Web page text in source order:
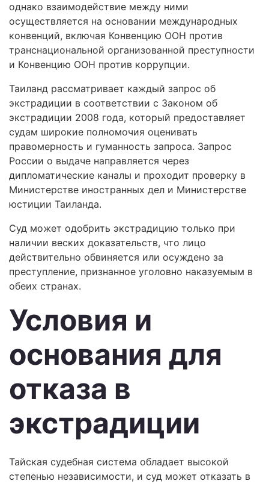
однако взаимодействие между ними
осуществляется на основании международных
конвенций, включая Конвенцию ООН против
транснациональной организованной преступности
и Конвенцию ООН против коррупции.
Таиланд рассматривает каждый запрос об
экстрадиции в соответствии с Законом об
экстрадиции 2008 года, который предоставляет
судам широкие полномочия оценивать
правомерность и гуманность запроса. Запрос
России о выдаче направляется через
дипломатические каналы и проходит проверку в
Министерстве иностранных дел и Министерстве
юстиции Таиланда.
Суд может одобрить экстрадицию только при
наличии веских доказательств, что лицо
действительно обвиняется или осуждено за
преступление, признанное уголовно наказуемым в
обеих странах.
Условия и
основания для
отказа в
экстрадиции
Тайская судебная система обладает высокой
степенью независимости, и суд может отказать в